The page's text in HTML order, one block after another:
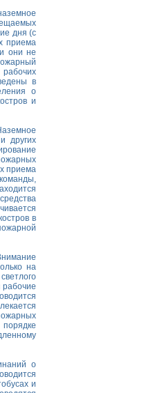
дня (с
приема
они не
в
о
и
других
приема
в
на
рабочие
о
и